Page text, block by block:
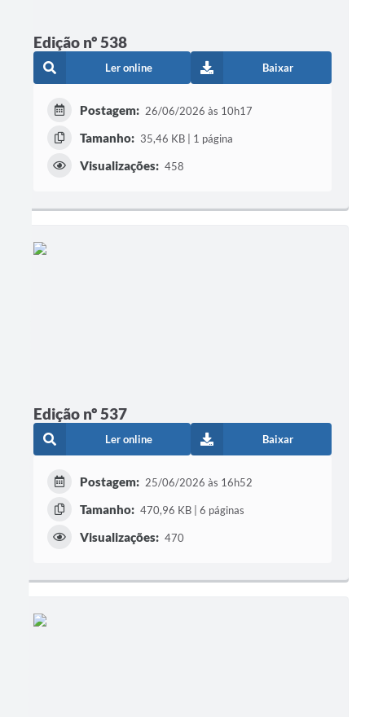
Edição nº 538
Ler online Baixar
Postagem: 26/06/2026 às 10h17
Tamanho: 35,46 KB | 1 página
Visualizações: 458
Edição nº 537
Ler online Baixar
Postagem: 25/06/2026 às 16h52
Tamanho: 470,96 KB | 6 páginas
Visualizações: 470